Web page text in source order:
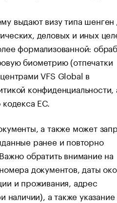
выдают визу типа шенген
деловых и иных
формализованной:
биометрию (отпечатки
VFS Global в
конфиденциальности,
ЕС.
а также может
ранее и повторно
обратить внимание на
документов, даты
и проживания, адрес
а также указание